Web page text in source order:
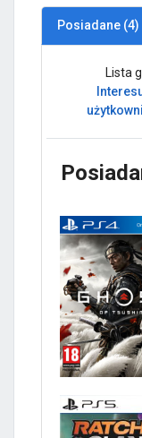
Posiadane (4)
Lista